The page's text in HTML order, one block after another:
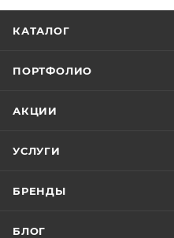
КАТАЛОГ
ПОРТФОЛИО
АКЦИИ
УСЛУГИ
БРЕНДЫ
БЛОГ